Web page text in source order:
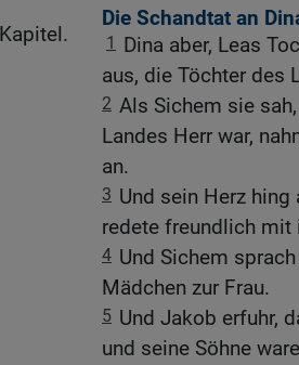
Die Schandtat an
1
Dina aber, Leas
aus, die Töchter des
2 Als Sichem sie
Landes Herr war,
an.
3 Und sein Herz
redete freundlich mit
4 Und Sichem
Mädchen zur Frau.
5 Und Jakob erfuhr,
und seine Söhne